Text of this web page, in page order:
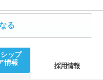
る
ップ
情報
採用情報